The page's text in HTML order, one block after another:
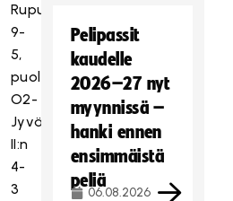
Rupun
9-
5,
puolivälierässä
O2-
Jyväskylä
II:n
4-
3
Pelipassit
kaudelle
2026–27 nyt
myynnissä –
hanki ennen
ensimmäistä
peliä
06.08.2026